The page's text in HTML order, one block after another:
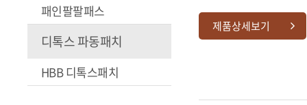
패인팔팔패스
디톡스 파동패치
HBB 디톡스패치
제품상세보기